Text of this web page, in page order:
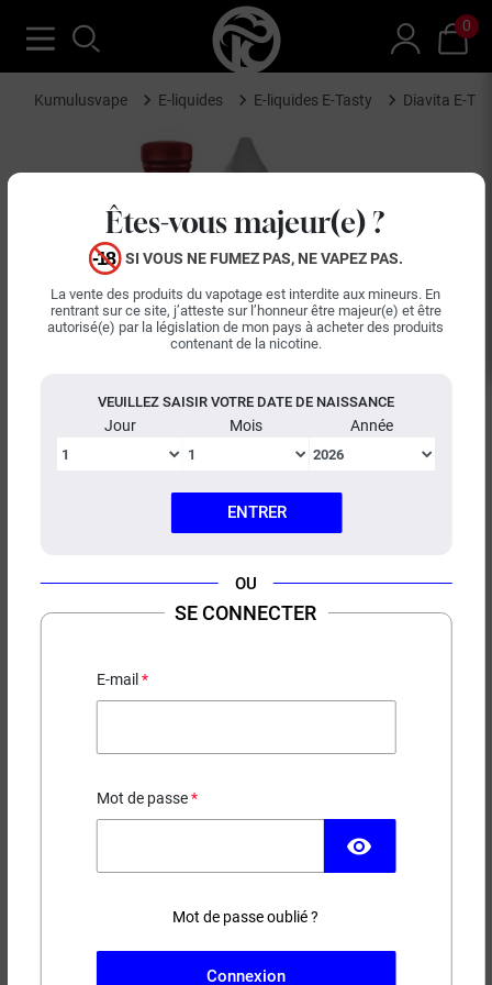
Êtes-vous majeur(e) ?
SI VOUS NE FUMEZ PAS, NE VAPEZ PAS.
La vente des produits du vapotage est interdite aux mineurs. En
rentrant sur ce site, j’atteste sur l’honneur être majeur(e) et être
autorisé(e) par la législation de mon pays à acheter des produits
contenant de la nicotine.
VEUILLEZ SAISIR VOTRE DATE DE NAISSANCE
Jour Mois Année
ENTRER
OU
SE CONNECTER
E-mail
Mot de passe
visibility
Mot de passe oublié ?
Connexion
0
Kumulusvape E-liquides E-liquides E-Tasty Diavita E-
Diabolo - Framboise - Fruit du Dragon - Mûre - Frais
18,90 €
Taux de nicotine
AJOUTER AU PANIER